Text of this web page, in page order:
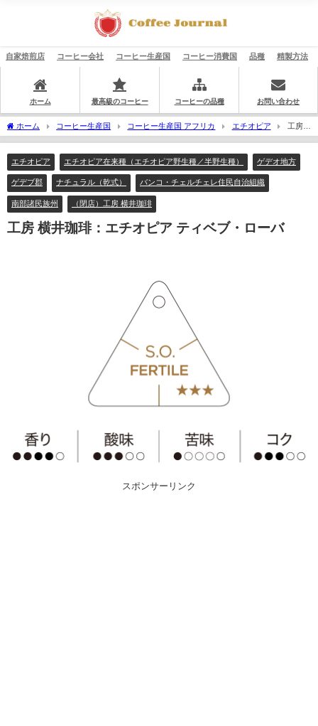
自家焙煎店 コーヒー会社 コーヒー生産国 コーヒー消費国 品種 精製方法
ホーム 最高級のコーヒー コーヒーの品種 お問い合わせ
ホーム コーヒー生産国 コーヒー生産国 アフリカ エチオピア
工房
横井珈琲：エチオピア ティベブ・ローバ
エチオピア エチオピア在来種（エチオピア野生種／半野生種） ゲデオ地方
ゲデブ郡 ナチュラル（乾式） バンコ・チェルチェレ住民自治組織
南部諸民族州 （閉店）工房 横井珈琲
工房 横井珈琲：エチオピア ティベブ・ローバ
スポンサーリンク